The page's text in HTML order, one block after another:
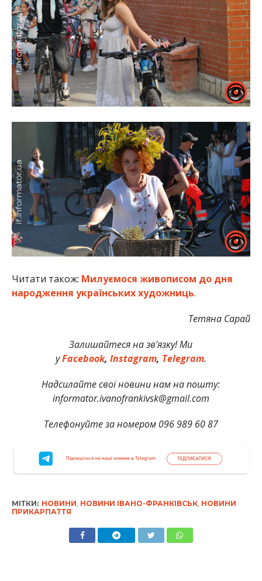
Читати також: Милуємося живописом до дня
народження українських художниць.
Тетяна Сарай
Залишайтеся на зв’язку! Ми
уFacebook, Instagram, Telegram.
Надсилайте свої новини нам на пошту:
informator.ivanofrankivsk@gmail.com
Телефонуйте за номером 096 989 60 87
МІТКИ: НОВИНИ НОВИНИ ІВАНО-ФРАНКІВСЬК, НОВИНИ
ПРИКАРПАТТЯ